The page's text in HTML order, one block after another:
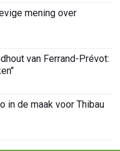
mening over
van Ferrand-Prévot:
in de maak voor Thibau